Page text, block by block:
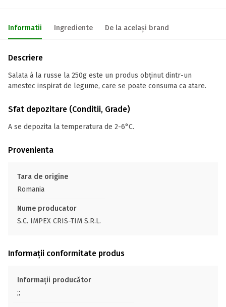
Informatii Ingrediente De la același brand
Descriere
Salata à la russe la 250g este un produs obținut dintr-un
amestec inspirat de legume, care se poate consuma ca atare.
Sfat depozitare (Conditii, Grade)
A se depozita la temperatura de 2-6°C.
Provenienta
Tara de origine
Romania
Nume producator
S.C. IMPEX CRIS-TIM S.R.L.
Informații conformitate produs
Informații producător
;;